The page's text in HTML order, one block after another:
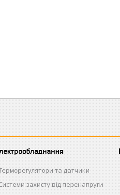
та датчики
захисту від перенапруги